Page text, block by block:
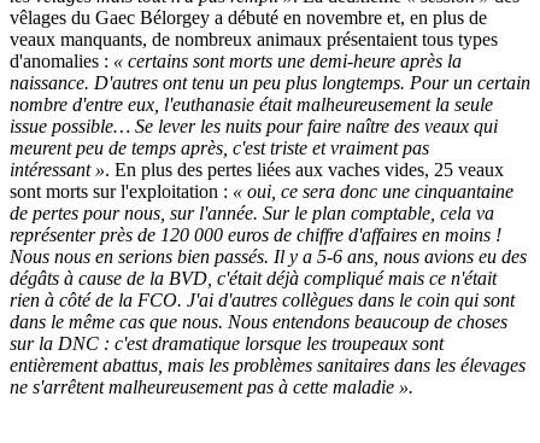
vêlages du Gaec Bélorgey a débuté en novembre et, en plus de
veaux manquants, de nombreux animaux présentaient tous types
d'anomalies : « certains sont morts une demi-heure après la
naissance. D'autres ont tenu un peu plus longtemps. Pour un certain
nombre d'entre eux, l'euthanasie était malheureusement la seule
issue possible… Se lever les nuits pour faire naître des veaux qui
meurent peu de temps après, c'est triste et vraiment pas
intéressant ». En plus des pertes liées aux vaches vides, 25 veaux
sont morts sur l'exploitation : « oui, ce sera donc une cinquantaine
de pertes pour nous, sur l'année. Sur le plan comptable, cela va
représenter près de 120 000 euros de chiffre d'affaires en moins !
Nous nous en serions bien passés. Il y a 5-6 ans, nous avions eu des
dégâts à cause de la BVD, c'était déjà compliqué mais ce n'était
rien à côté de la FCO. J'ai d'autres collègues dans le coin qui sont
dans le même cas que nous. Nous entendons beaucoup de choses
sur la DNC : c'est dramatique lorsque les troupeaux sont
entièrement abattus, mais les problèmes sanitaires dans les élevages
ne s'arrêtent malheureusement pas à cette maladie ».